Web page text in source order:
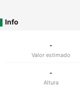
Info
-
Valor estimado
-
Altura